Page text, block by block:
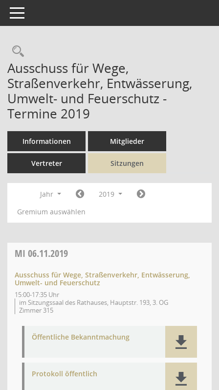
Toggle navigation
Rechercheauswahl
Ausschuss für Wege,
Straßenverkehr, Entwässerung,
Umwelt- und Feuerschutz -
Termine 2019
Informationen Mitglieder
Vertreter Sitzungen
Jahr
2019
Gremium auswählen
MI 06.11.2019
Ausschuss für Wege, Straßenverkehr, Entwässerung,
Umwelt- und Feuerschutz
15:00-17:35 Uhr
im Sitzungssaal des Rathauses, Hauptstr. 193, 3. OG
Zimmer 315
Öffentliche Bekanntmachung
Protokoll öffentlich